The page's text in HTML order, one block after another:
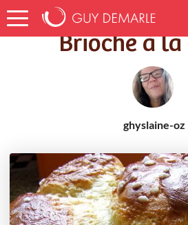
Accueil Recettes Brioche à la
Brioche à la
ghyslaine-oz